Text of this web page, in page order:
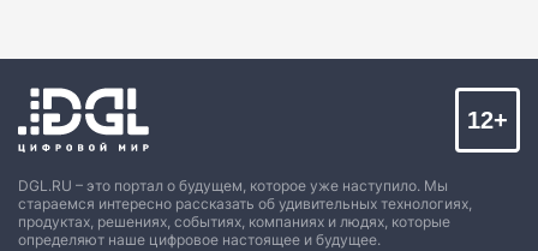
DGL.RU – это портал о будущем, которое уже наступило. Мы
стараемся интересно рассказать об удивительных технологиях,
продуктах, решениях, событиях, компаниях и людях, которые
определяют наше цифровое настоящее и будущее.
12+